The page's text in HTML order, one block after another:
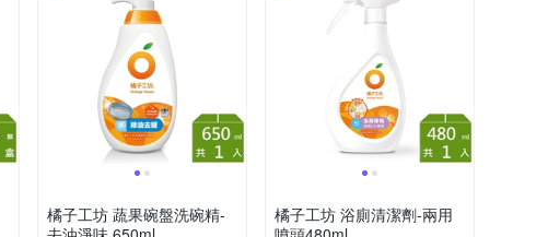
橘子工坊 蔬果碗盤洗碗精-
橘子工坊 浴廁清潔劑-兩用